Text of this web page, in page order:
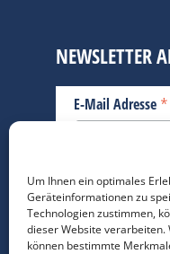
Um Ihnen ein optimales
Geräteinformationen zu
Technologien zustimmen,
dieser Website verarbeiten.
können bestimmte
NEWSLETTER
E-Mail Adresse *